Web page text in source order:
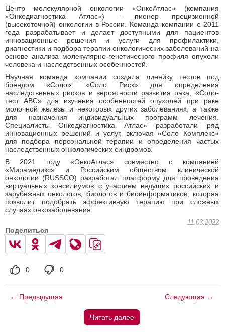
Центр молекулярной онкологии «ОнкоАтлас» (компания
«Онкодиагностика Атлас») – пионер прецизионной
(высокоточной) онкологии в России. Команда компании с 2011
года разрабатывает и делает доступными для пациентов
инновационные решения и услуги для профилактики,
диагностики и подбора терапии онкологических заболеваний на
основе анализа молекулярно-генетического профиля опухоли
человека и наследственных особенностей.
Научная команда компании создала линейку тестов под
брендом «Соло»: «Соло Риск» для определения
наследственных рисков и вероятности развития рака, «Соло-
тест ABC» для изучения особенностей опухолей при раке
молочной железы и некоторых других заболеваниях, а также
для назначения индивидуальных программ лечения.
Специалисты Онкодиагностика Атлас» разработали ряд
инновационных решений и услуг, включая «Соло Комплекс»
для подбора персональной терапии и определения частых
наследственных онкологических синдромов.
В 2021 году «ОнкоАтлас» совместно с компанией
«Мирамедикс» и Российским обществом клинической
онкологии (RUSSCO) разработал платформу для проведения
виртуальных консилиумов с участием ведущих российских и
зарубежных онкологов, биологов и биоинформатиков, которая
позволит подобрать эффективную терапию при сложных
случаях онкозаболевания.
11.03.2022
Поделиться
0 0
← Предыдущая Следующая →
Читать далее